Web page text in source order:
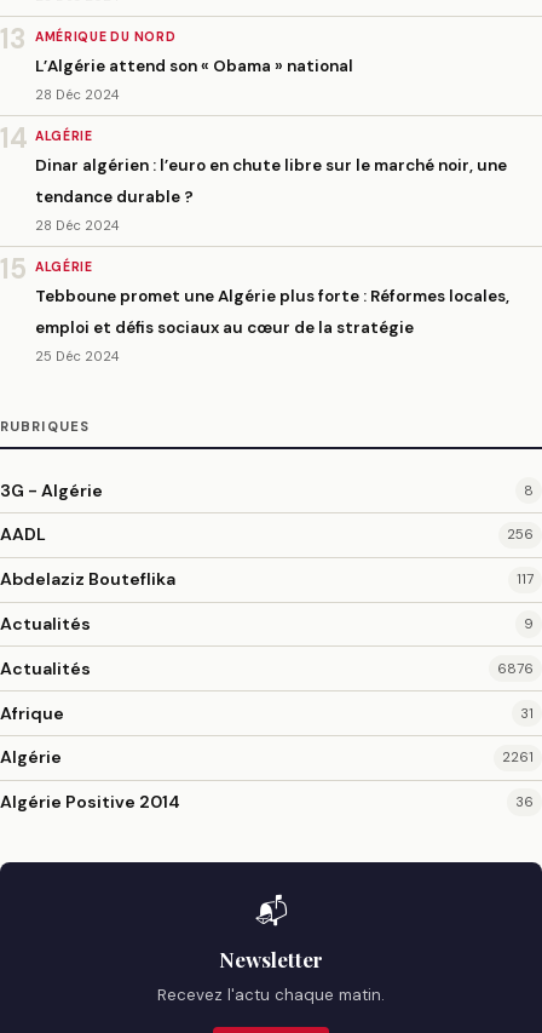
13 AMÉRIQUE DU NORD
L’Algérie attend son « Obama » national
28 Déc 2024
14 ALGÉRIE
Dinar algérien : l’euro en chute libre sur le marché noir, une
tendance durable ?
28 Déc 2024
15 ALGÉRIE
Tebboune promet une Algérie plus forte : Réformes locales,
emploi et défis sociaux au cœur de la stratégie
25 Déc 2024
RUBRIQUES
3G - Algérie 8
AADL 256
Abdelaziz Bouteflika 117
Actualités 9
Actualités 6876
Afrique 31
Algérie 2261
Algérie Positive 2014 36
📬
Newsletter
Recevez l'actu chaque matin.